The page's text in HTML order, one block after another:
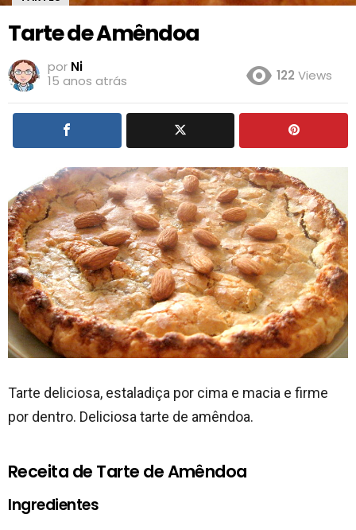
Tarte de Amêndoa
por Ni
15 anos atrás
122 Views
Tarte deliciosa, estaladiça por cima e macia e firme
por dentro. Deliciosa tarte de amêndoa.
Receita de Tarte de Amêndoa
Ingredientes